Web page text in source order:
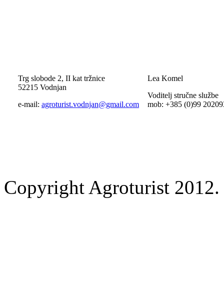
Trg slobode 2, II kat tržnice
52215 Vodnjan
e-mail: agroturist.vodnjan@gmail.com
Lea Komel
Voditelj stručne službe
mob: +385 (0)99
Copyright Agroturist 2012.